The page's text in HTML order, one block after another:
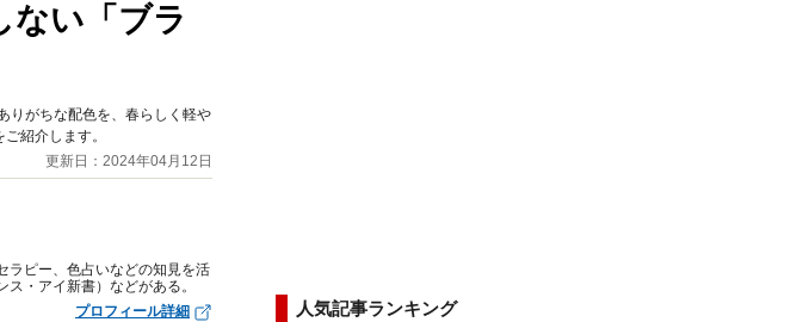
ない「ブラ
りがちな配色を、春らしく軽や
紹介します。
更新日：2024年04月12日
ラピー、色占いなどの知見を活
・アイ新書）などがある。
プロフィール詳細
人気記事ランキング